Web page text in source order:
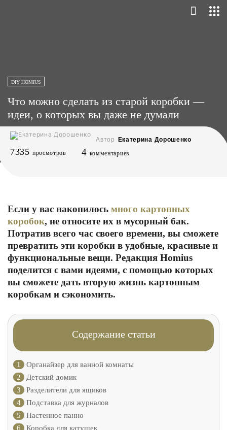
DIY HOMIUS
Что можно сделать из старой коробки —
идеи, о которых вы даже не думали
Автор Екатерина Дорошенко
7335 просмотров 4 комментариев
Если у вас накопилось много картонных
коробок, не относите их в мусорный бак.
Потратив всего час своего времени, вы сможете
превратить эти коробки в удобные, красивые и
функциональные вещи. Редакция Homius
поделится с вами идеями, с помощью которых
вы сможете дать вторую жизнь картонным
коробкам и сэкономить.
Содержание статьи
1
Органайзер для ванной комнаты
2
Детский домик
3
Разделители для ящиков
4
Подставка для журналов
5
Настенное панно
6
Коробка для катушек